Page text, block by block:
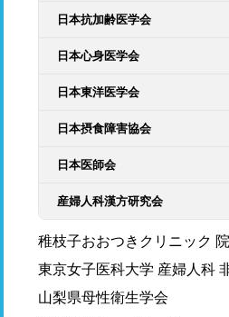
日本抗加齢医学会
日本心身医学会
日本東洋医学会
日本摂食障害協会
日本医師会
産婦人科漢方研究会
稚枝子おおつきクリニック
東京女子医科大学 産婦人科
山梨県母性衛生学会